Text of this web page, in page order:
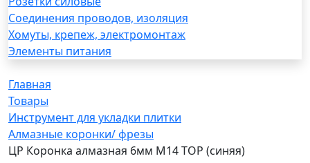
Соединения проводов, изоляция
Хомуты, крепеж, электромонтаж
Элементы питания
Главная
Товары
Инструмент для укладки плитки
Алмазные коронки/ фрезы
ЦР Коронка алмазная 6мм М14 TOP (синяя)